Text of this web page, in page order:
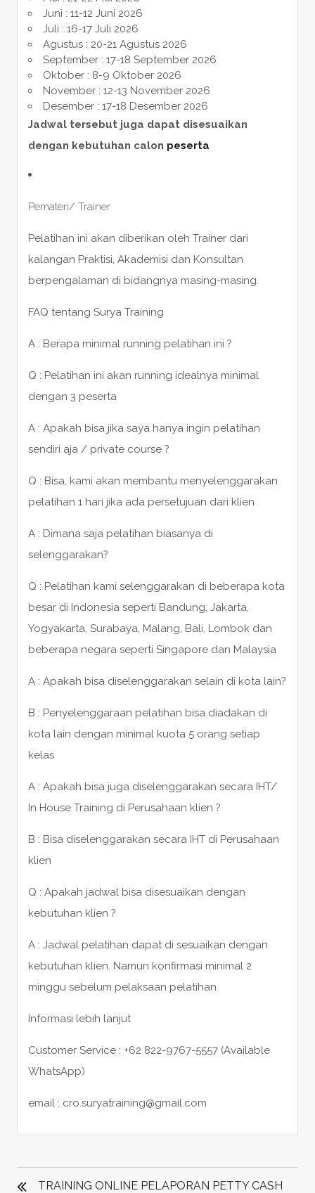
Juni : 11-12 Juni 2026
Juli : 16-17 Juli 2026
Agustus : 20-21 Agustus 2026
September : 17-18 September 2026
Oktober : 8-9 Oktober 2026
November : 12-13 November 2026
Desember : 17-18 Desember 2026
Jadwal tersebut juga dapat disesuaikan
dengan kebutuhan calon peserta
Pemateri/ Trainer
Pelatihan ini akan diberikan oleh Trainer dari
kalangan Praktisi, Akademisi dan Konsultan
berpengalaman di bidangnya masing-masing.
FAQ tentang Surya Training
A : Berapa minimal running pelatihan ini ?
Q : Pelatihan ini akan running idealnya minimal
dengan 3 peserta
A : Apakah bisa jika saya hanya ingin pelatihan
sendiri aja / private course ?
Q : Bisa, kami akan membantu menyelenggarakan
pelatihan 1 hari jika ada persetujuan dari klien
A : Dimana saja pelatihan biasanya di
selenggarakan?
Q : Pelatihan kami selenggarakan di beberapa kota
besar di Indonesia seperti Bandung, Jakarta,
Yogyakarta, Surabaya, Malang, Bali, Lombok dan
beberapa negara seperti Singapore dan Malaysia
A : Apakah bisa diselenggarakan selain di kota lain?
B : Penyelenggaraan pelatihan bisa diadakan di
kota lain dengan minimal kuota 5 orang setiap
kelas
A : Apakah bisa juga diselenggarakan secara IHT/
In House Training di Perusahaan klien ?
B : Bisa diselenggarakan secara IHT di Perusahaan
klien
Q : Apakah jadwal bisa disesuaikan dengan
kebutuhan klien ?
A : Jadwal pelatihan dapat di sesuaikan dengan
kebutuhan klien. Namun konfirmasi minimal 2
minggu sebelum pelaksaan pelatihan.
Informasi lebih lanjut
Customer Service : +62 822-9767-5557 (Available
WhatsApp)
email : cro.suryatraining@gmail.com
POST
NAVIGATION
TRAINING ONLINE PELAPORAN PETTY CASH